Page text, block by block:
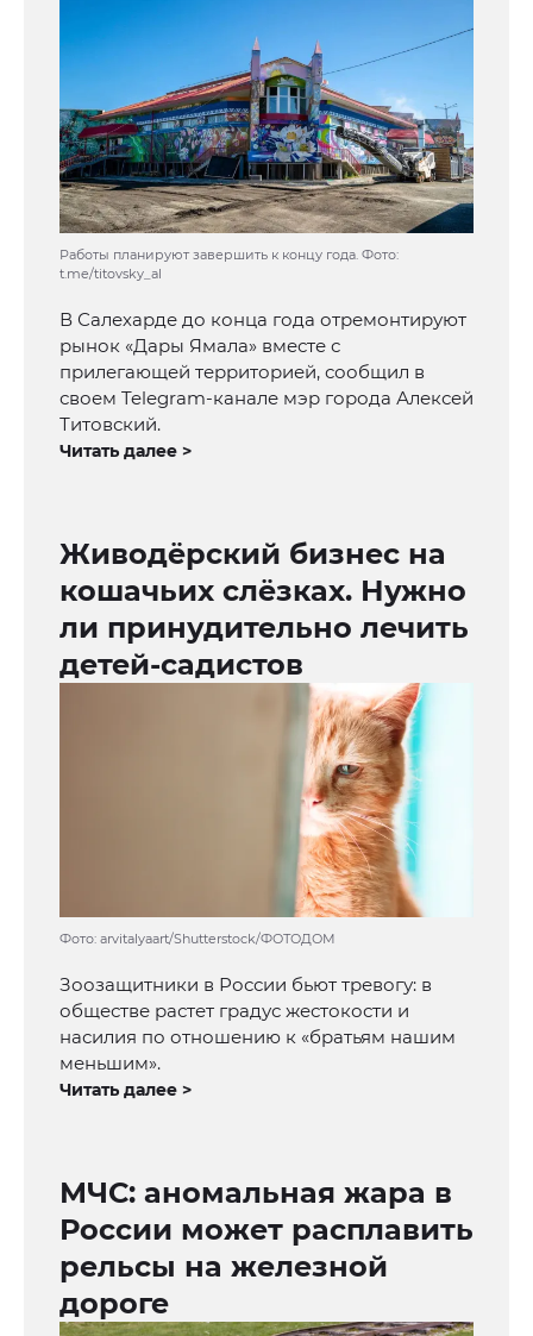
Работы планируют завершить к концу года. Фото:
t.me/titovsky_al
В Салехарде до конца года отремонтируют
рынок «Дары Ямала» вместе с
прилегающей территорией, сообщил в
своем Telegram-канале мэр города Алексей
Титовский.
Читать далее >
Живодёрский бизнес на
кошачьих слёзках. Нужно
ли принудительно лечить
детей-садистов
Фото: arvitalyaart/Shutterstock/ФОТОДОМ
Зоозащитники в России бьют тревогу: в
обществе растет градус жестокости и
насилия по отношению к «братьям нашим
меньшим».
Читать далее >
МЧС: аномальная жара в
России может расплавить
рельсы на железной
дороге